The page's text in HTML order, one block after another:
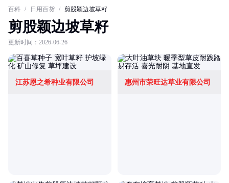
百科 / 日用百货 / 剪股颖边坡草籽
剪股颖边坡草籽
更新时间：2026-06-26
江苏恩之希种业有限公司 惠州市荣旺达草业有限公司